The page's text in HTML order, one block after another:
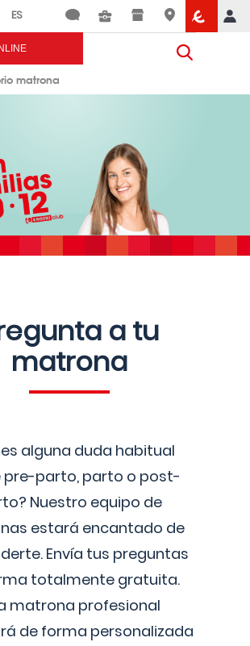
matrona
a tu
matrona
alguna duda habitual
pre-parto, parto o post-
Nuestro equipo de
estará encantado de
Envía tus preguntas
totalmente gratuita.
matrona profesional
de forma personalizada